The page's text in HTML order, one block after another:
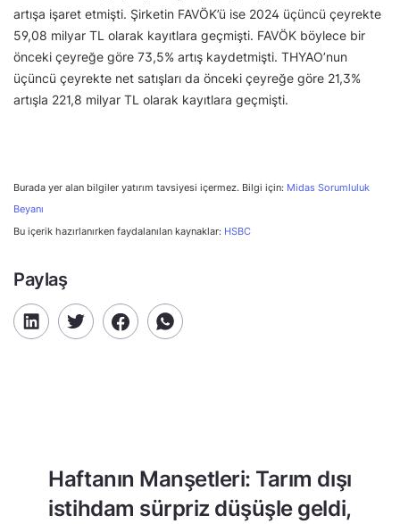
artışa işaret etmişti. Şirketin FAVÖK’ü ise 2024 üçüncü çeyrekte
59,08 milyar TL olarak kayıtlara geçmişti. FAVÖK böylece bir
önceki çeyreğe göre 73,5% artış kaydetmişti. THYAO’nun
üçüncü çeyrekte net satışları da önceki çeyreğe göre 21,3%
artışla 221,8 milyar TL olarak kayıtlara geçmişti.
Burada yer alan bilgiler yatırım tavsiyesi içermez. Bilgi için: Midas Sorumluluk
Beyanı
Bu içerik hazırlanırken faydalanılan kaynaklar: HSBC
Paylaş
Haftanın Manşetleri: Tarım dışı
istihdam sürpriz düşüşle geldi,